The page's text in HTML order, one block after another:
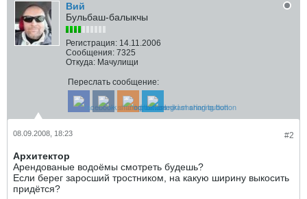
Вий
Бульбаш-балыкчы
Регистрация: 14.11.2006
Сообщения: 7325
Откуда: Мачулищи
Переслать сообщение:
#2
08.09.2008, 18:23
Архитектор
Арендованые водоёмы смотреть будешь?
Если берег заросший тростником, на какую ширину выкосить
придётся?